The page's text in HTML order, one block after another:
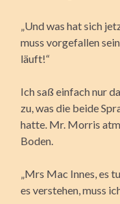
„Und was hat sich
muss vorgefallen
läuft!“
Ich saß einfach nur
zu, was die beide
hatte. Mr. Morris
Boden.
„Mrs Mac Innes, es
es verstehen, muss